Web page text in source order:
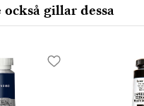
gillar dessa